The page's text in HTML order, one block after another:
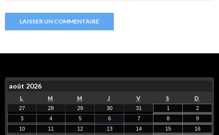
août 2026
L M M J V S D
27 28 29 30 31 1
2
3
4 5 6 7 8
9
10
11 12 13 14 15
16